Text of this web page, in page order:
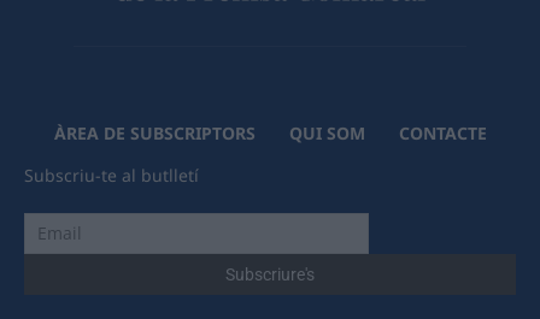
ÀREA DE SUBSCRIPTORS QUI SOM
CONTACTE
Subscriu-te al butlletí